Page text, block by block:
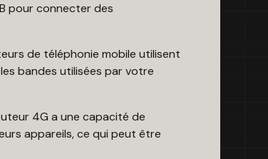
pour connecter des
de téléphonie mobile utilisent
bandes utilisées par votre
4G a une capacité de
appareils, ce qui peut être